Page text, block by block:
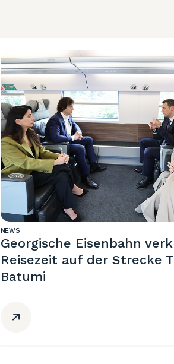
NEWS
Georgische Eisenbahn
Reisezeit auf der Strecke
Batumi